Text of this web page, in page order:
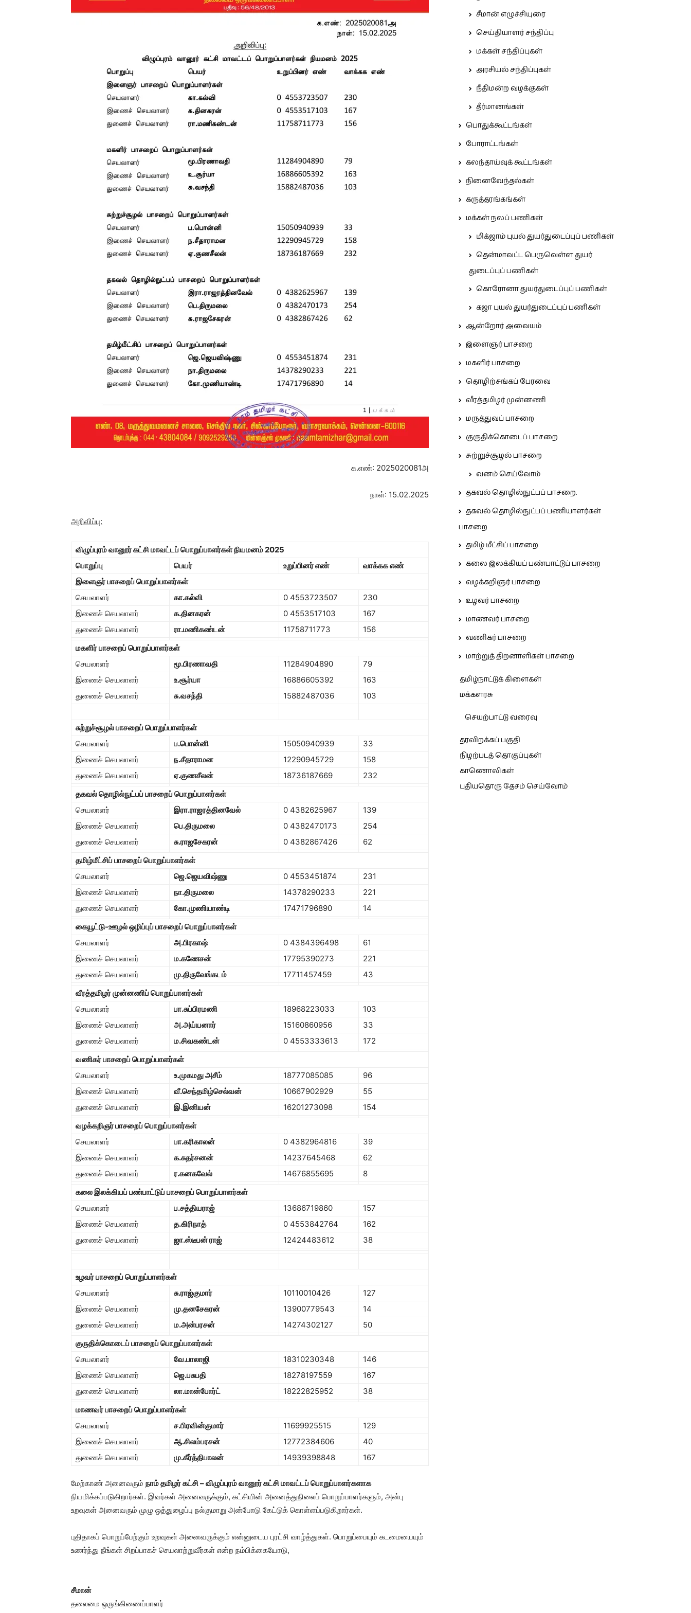
க.எண்: 2025020081அ
நாள்: 15.02.2025
அறிவிப்பு:
விழுப்புரம் வானூர் கட்சி மாவட்டப் பொறுப்பாளர்கள் நியமனம் 2025
பொறுப்பு
பெயர் உறுப்பினர் எண்
வாக்கக எண்
இளைஞர் பாசறைப் பொறுப்பாளர்கள்
செயலாளர்
கா.கல்வி 0 4553723507
230
இணைச் செயலாளர்
க.தினகரன் 0 4553517103
167
துணைச் செயலாளர்
ரா.மணிகண்டன் 11758711773
156
மகளிர் பாசறைப் பொறுப்பாளர்கள்
செயலாளர்
மூ.பிரணாவதி 11284904890
79
இணைச் செயலாளர்
உ.சூர்யா 16886605392
163
துணைச் செயலாளர்
சு.வசந்தி 15882487036 103
சுற்றுச்சூழல் பாசறைப் பொறுப்பாளர்கள்
செயலாளர்
ப.பொன்னி 15050940939
33
இணைச் செயலாளர்
ந.சீதாராமன 12290945729
158
துணைச் செயலாளர்
ஏ.குணசீலன் 18736187669
232
தகவல் தொழில்நுட்பப் பாசறைப் பொறுப்பாளர்கள்
செயலாளர்
இரா.ராஜரத்தினவேல் 0 4382625967
139
இணைச் செயலாளர்
பெ.திருமலை 0 4382470173
254
துணைச் செயலாளர்
சு.ராஜசேகரன் 0 4382867426
62
தமிழ்மீட்சிப் பாசறைப் பொறுப்பாளர்கள்
செயலாளர்
ஜெ.ஜெயவிஷ்ணு 0 4553451874
231
இணைச் செயலாளர்
நா.திருமலை 14378290233
221
துணைச் செயலாளர்
கோ.முணியாண்டி 17471796890
14
கையூட்டு-ஊழல் ஒழிப்புப் பாசறைப் பொறுப்பாளர்கள்
செயலாளர்
அ.பிரகாஷ் 0 4384396498
61
இணைச் செயலாளர்
ம.கணேசன் 17795390273
221
துணைச் செயலாளர்
மு.திருவேங்கடம் 17711457459
43
வீரத்தமிழர் முன்னணிப் பொறுப்பாளர்கள்
செயலாளர்
பா.சுப்பிரமணி 18968223033
103
இணைச் செயலாளர்
அ.அய்யனார் 15160860956
33
துணைச் செயலாளர்
ம.சிவகண்டன் 0 4553333613
172
வணிகர் பாசறைப் பொறுப்பாளர்கள்
செயலாளர்
உ.முகமது அசீம் 18777085085
96
இணைச் செயலாளர்
வீ.செந்தமிழ்செல்வன் 10667902929
55
துணைச் செயலாளர்
இ.இனியன் 16201273098
154
வழக்கறிஞர் பாசறைப் பொறுப்பாளர்கள்
செயலாளர்
பா.கரிகாலன் 0 4382964816
39
இணைச் செயலாளர்
க.சுதர்சனன் 14237645468
62
துணைச் செயலாளர்
ர.கனகவேல் 14676855695
8
கலை இலக்கியப் பண்பாட்டுப் பாசறைப் பொறுப்பாளர்கள்
செயலாளர்
ப.சத்தியராஜ் 13686719860
157
இணைச் செயலாளர்
த.கிரிநாத் 0 4553842764
162
துணைச் செயலாளர்
ஜா.ஸ்டீபன் ராஜ் 12424483612 38
உழவர் பாசறைப் பொறுப்பாளர்கள்
செயலாளர்
சு.ராஜ்குமார் 10110010426
127
இணைச் செயலாளர்
மு.தனசேகரன் 13900779543
14
துணைச் செயலாளர்
ம.அன்பரசன் 14274302127
50
குருதிக்கொடைப் பாசறைப் பொறுப்பாளர்கள்
செயலாளர்
வே.பாலாஜி 18310230348
146
இணைச் செயலாளர்
ஜெ.பசுபதி 18278197559
167
துணைச் செயலாளர்
லா.மான்போர்ட் 18222825952
38
மாணவர் பாசறைப் பொறுப்பாளர்கள்
செயலாளர்
ச.பிரவின்குமார் 11699925515
129
இணைச் செயலாளர்
ஆ.சிலம்பரசன் 12772384606
40
துணைச் செயலாளர்
மு.கீர்த்திபாலன் 14939398848 167
மேற்காண் அனைவரும் நாம் தமிழர் கட்சி – விழுப்புரம் வானூர் கட்சி மாவட்டப் பொறுப்பாளர்களாக
நியமிக்கப்படுகிறார்கள். இவர்கள் அனைவருக்கும், கட்சியின் அனைத்துநிலைப் பொறுப்பாளர்களும், அன்பு
உறவுகள் அனைவரும் முழு ஒத்துழைப்பு நல்குமாறு அன்போடு கேட்டுக் கொள்ளப்படுகிறார்கள்.
புதிதாகப் பொறுப்பேற்கும் உறவுகள் அனைவருக்கும் என்னுடைய புரட்சி வாழ்த்துகள். பொறுப்பையும் கடமையையும்
உணர்ந்து நீங்கள் சிறப்பாகச் செயலாற்றுவீர்கள் என்ற நம்பிக்கையோடு,
சீமான்
தலைமை ஒருங்கிணைப்பாளர்
சீமான் எழுச்சியுரை
செய்தியாளர் சந்திப்பு
மக்கள் சந்திப்புகள்
அரசியல் சந்திப்புகள்
நீதிமன்ற வழக்குகள்
தீர்மானங்கள்
பொதுக்கூட்டங்கள்
போராட்டங்கள்
கலந்தாய்வுக் கூட்டங்கள்
நினைவேந்தல்கள்
கருத்தரங்கங்கள்
மக்கள் நலப் பணிகள்
மிக்ஜாம் புயல் துயர்துடைப்புப் பணிகள்
தென்மாவட்ட பெருவெள்ள துயர்
துடைப்புப் பணிகள்
கொரோனா துயர்துடைப்புப் பணிகள்
கஜா புயல் துயர்துடைப்புப் பணிகள்
ஆன்றோர் அவையம்
இளைஞர் பாசறை
மகளிர் பாசறை
தொழிற்சங்கப் பேரவை
வீரத்தமிழர் முன்னணி
மருத்துவப் பாசறை
குருதிக்கொடைப் பாசறை
சுற்றுச்சூழல் பாசறை
வனம் செய்வோம்
தகவல் தொழில்நுட்பப் பாசறை.
தகவல் தொழில்நுட்பப் பணியாளர்கள்
பாசறை
தமிழ் மீட்சிப் பாசறை
கலை இலக்கியப் பண்பாட்டுப் பாசறை
வழக்கறிஞர் பாசறை
உழவர் பாசறை
மாணவர் பாசறை
வணிகர் பாசறை
மாற்றுத் திறனாளிகள் பாசறை
தமிழ்நாட்டுக் கிளைகள்
மக்களரசு
செயற்பாட்டு வரைவு
தரவிறக்கப் பகுதி
நிழற்படத் தொகுப்புகள்
காணொலிகள்
புதியதொரு தேசம் செய்வோம்